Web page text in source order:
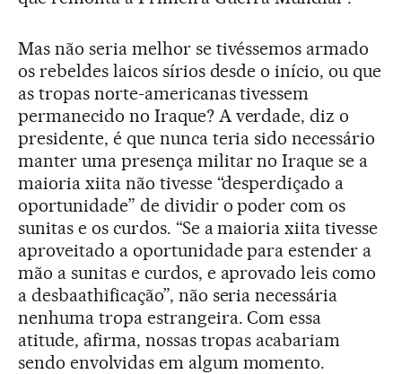
Mas não seria melhor se tivéssemos armado
os rebeldes laicos sírios desde o início, ou que
as tropas norte-americanas tivessem
permanecido no Iraque? A verdade, diz o
presidente, é que nunca teria sido necessário
manter uma presença militar no Iraque se a
maioria xiita não tivesse “desperdiçado a
oportunidade” de dividir o poder com os
sunitas e os curdos. “Se a maioria xiita tivesse
aproveitado a oportunidade para estender a
mão a sunitas e curdos, e aprovado leis como
a desbaathificação”, não seria necessária
nenhuma tropa estrangeira. Com essa
atitude, afirma, nossas tropas acabariam
sendo envolvidas em algum momento.